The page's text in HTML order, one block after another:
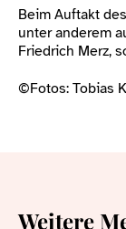
Beim Auftakt
unter anderem
Friedrich Merz,
©Fotos: Tobias
Weitere